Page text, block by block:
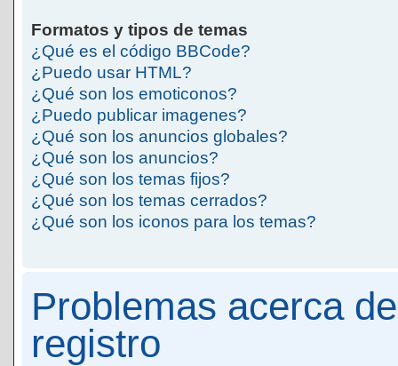
Formatos y tipos de temas
¿Qué es el código BBCode?
¿Puedo usar HTML?
¿Qué son los emoticonos?
¿Puedo publicar imagenes?
¿Qué son los anuncios globales?
¿Qué son los anuncios?
¿Qué son los temas fijos?
¿Qué son los temas cerrados?
¿Qué son los iconos para los temas?
Problemas acerca
registro